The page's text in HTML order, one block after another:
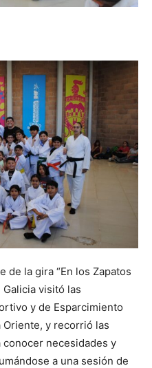
de la gira “En los Zapatos
visitó las
y de Esparcimiento
Oriente, y recorrió las
necesidades y
a una sesión de